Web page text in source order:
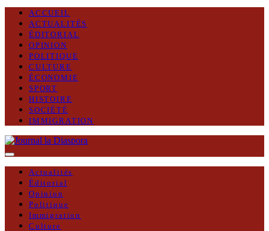
ACCUEIL
ACTUALITÉS
ÉDITORIAL
OPINION
POLITIQUE
CULTURE
ÉCONOMIE
SPORT
HISTOIRE
SOCIÉTÉ
IMMIGRATION
Actualités
Éditorial
Opinion
Politique
Immigration
Culture